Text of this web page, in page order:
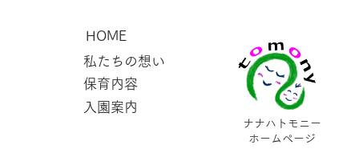
HOME
私たちの想い
保育内容
入園案内
ナナハトモニー
​ホームページ